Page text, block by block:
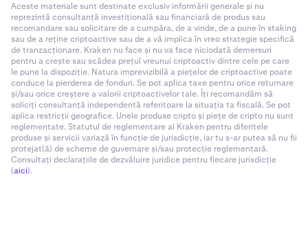
Aceste materiale sunt destinate exclusiv informării generale și nu
reprezintă consultanță investițională sau financiară de produs sau
recomandare sau solicitare de a cumpăra, de a vinde, de a pune în staking
sau de a reține criptoactive sau de a vă implica în vreo strategie specifică
de tranzacționare. Kraken nu face și nu va face niciodată demersuri
pentru a crește sau scădea prețul vreunui criptoactiv dintre cele pe care
le pune la dispoziție. Natura imprevizibilă a piețelor de criptoactive poate
conduce la pierderea de fonduri. Se pot aplica taxe pentru orice returnare
și/sau orice creștere a valorii criptoactivelor tale. Îți recomandăm să
soliciți consultanță independentă referitoare la situația ta fiscală. Se pot
aplica restricții geografice. Unele produse cripto și piețe de cripto nu sunt
reglementate. Statutul de reglementare al Kraken pentru diferitele
produse și servicii variază în funcție de jurisdicție, iar tu s-ar putea să nu fii
protejat(ă) de scheme de guvernare și/sau protecție reglementară.
Consultați declarațiile de dezvăluire juridice pentru fiecare jurisdicție
(aici).